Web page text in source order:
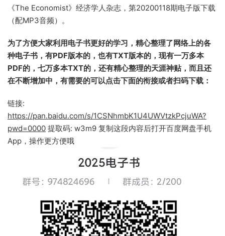
《The Economist》经济学人杂志，第20200118期电子版下载
（配MP3音频）。
为了方便大家利用电子书更好的学习，精心整理了网络上的各
种电子书，有PDF版本的，也有TXT版本的，现有一万多本
PDF的，七万多本TXT的，还有精心整理的天涯神贴，而且还
在不断增加中，有需要的可以点击下面的衔接或者扫码下载：
链接:
https://pan.baidu.com/s/1CSNhmbK1U4UWVtzkPcjuWA?
pwd=0000 提取码: w3m9 复制这段内容后打开百度网盘手机
App，操作更方便哦